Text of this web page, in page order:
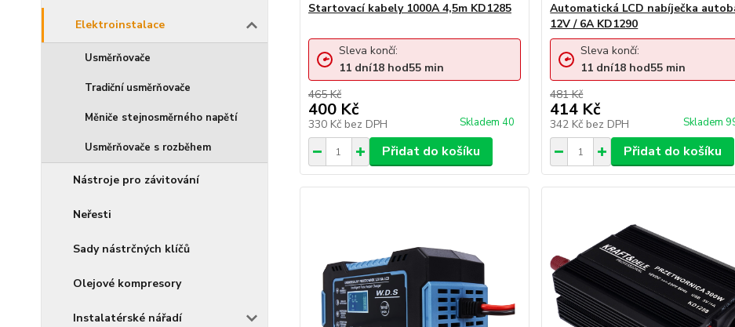
Elektroinstalace
Usměrňovače
Tradiční usměrňovače
Měniče stejnosměrného napětí
Usměrňovače s rozběhem
Nástroje pro závitování
Neřesti
Sady nástrčných klíčů
Olejové kompresory
Instalatérské nářadí
Startovací kabely 1000A 4,5m KD1285
465 Kč
400 Kč
330 Kč bez DPH Skladem 40
Sleva končí:
11 dní18hod55min
Přidat do košíku
Automatická LCD nabíječka
12V / 6A KD1290
481 Kč
414 Kč
342 Kč bez DPH Skladem
Sleva končí:
11 dní18 hod55 min
Přidat do košíku